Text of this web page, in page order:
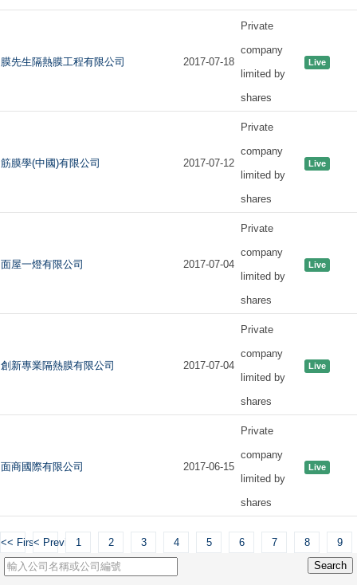
膜先生隔熱膜工程有限公司 2017-07-18
Private
company
limited by
shares
Live
筋膜學(中國)有限公司 2017-07-12
Private
company
limited by
shares
Live
面屋一燈有限公司 2017-07-04
Private
company
limited by
shares
Live
創新專業隔熱膜有限公司 2017-07-04
Private
company
limited by
shares
Live
面商國際有限公司 2017-06-15
Private
company
limited by
shares
Live
<< First< Previous1 2 3 4 5 6 7 8 9